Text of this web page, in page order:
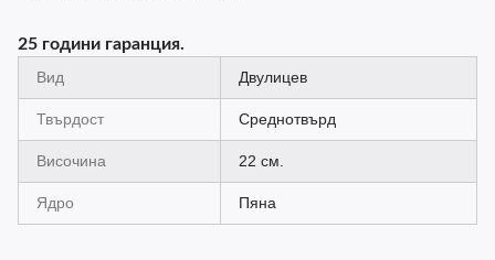
25 години гаранция.
Вид
Двулицев
Твърдост Среднотвърд
Височина 22 см.
Ядро Пяна